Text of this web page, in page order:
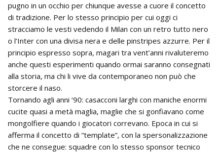
pugno in un occhio per chiunque avesse a cuore il concetto
di tradizione. Per lo stesso principio per cui oggi ci
stracciamo le vesti vedendo il Milan con un retro tutto nero
o l’Inter con una divisa nera e delle pinstripes azzurre. Per il
principio espresso sopra, magari tra vent’anni rivaluteremo
anche questi esperimenti quando ormai saranno consegnati
alla storia, ma chi li vive da contemporaneo non può che
storcere il naso.
Tornando agli anni ’90: casacconi larghi con maniche enormi
cucite quasi a metà maglia, maglie che si gonfiavano come
mongolfiere quando i giocatori correvano. Epoca in cui si
afferma il concetto di “template”, con la spersonalizzazione
che ne consegue: squadre con lo stesso sponsor tecnico